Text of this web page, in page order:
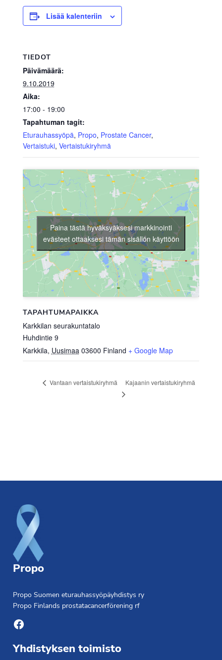
Lisää kalenteriin
TIEDOT
Päivämäärä:
9.10.2019
Aika:
17:00 - 19:00
Tapahtuman tagit:
Eturauhassyöpä, Propo, Prostate Cancer,
Vertaistuki, Vertaistukiryhmä
TAPAHTUMAPAIKKA
Karkkilan seurakuntatalo
Huhdintie 9
Karkkila, Uusimaa 03600 Finland + Google Map
Paina tästä hyväksyäksesi markkinointi
evästeet ottaaksesi tämän sisällön käyttöön
Vantaan vertaistukiryhmä Kajaanin vertaistukiryhmä
Propo
Propo Suomen eturauhassyöpäyhdistys ry
Propo Finlands prostatacancerförening rf
Facebook
Yhdistyksen toimisto